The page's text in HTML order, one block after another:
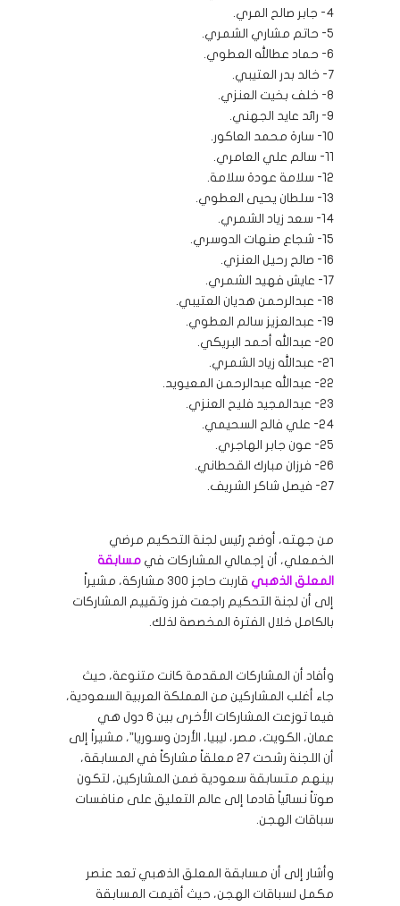
4- جابر صالح المري.
5- حاتم مشاري الشمري.
6- حماد عطالله العطوي.
7- خالد بدر العتيبي.
8- خلف بخيت العنزي.
9- رائد عايد الجهني.
10- سارة محمد العاكور.
11- سالم علي العامري.
12- سلامة عودة سلامة.
13- سلطان يحيى العطوي.
14- سعد زياد الشمري.
15- شجاع صنهات الدوسري.
16- صالح رحيل العنزي.
17- عايش فهيد الشمري.
18- عبدالرحمن هديان العتيبي.
19- عبدالعزيز سالم العطوي.
20- عبدالله أحمد البريكي.
21- عبدالله زياد الشمري.
22- عبدالله عبدالرحمن المعيويد.
23- عبدالمجيد فليح العنزي.
24- علي فالح السحيمي.
25- عون جابر الهاجري.
26- فرزان مبارك القحطاني.
27- فيصل شاكر الشريف.
من جهته، أوضح رئيس لجنة التحكيم مرضي
الخمعلي، أن إجمالي المشاركات في مسابقة
المعلق الذهبي
قاربت حاجز 300 مشاركة، مشيراً
إلى أن لجنة التحكيم راجعت فرز وتقييم المشاركات
بالكامل خلال الفترة المخصصة لذلك.
وأفاد أن المشاركات المقدمة كانت متنوعة، حيث
جاء أغلب المشاركين من المملكة العربية السعودية،
فيما توزعت المشاركات الأخرى بين 6 دول هي
عمان، الكويت، مصر، ليبيا، الأردن وسوريا”، مشيراً إلى
أن اللجنة رشحت 27 معلقاً مشاركاً في المسابقة،
بينهم متسابقة سعودية ضمن المشاركين، لتكون
صوتاً نسائياً قادما إلى عالم التعليق على منافسات
سباقات الهجن.
وأشار إلى أن مسابقة المعلق الذهبي تعد عنصر
مكمل لسباقات الهجن، حيث أقيمت المسابقة